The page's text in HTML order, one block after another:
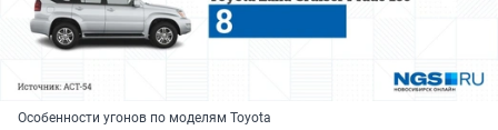
Особенности угонов по моделям Toyota